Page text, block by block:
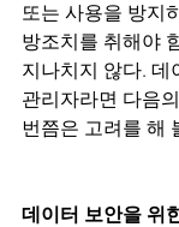
또는 사용을 방지
방조치를 취해야
지나치지 않다. 데
관리자라면 다음
번쯤은 고려를 해
데이터 보안을 위